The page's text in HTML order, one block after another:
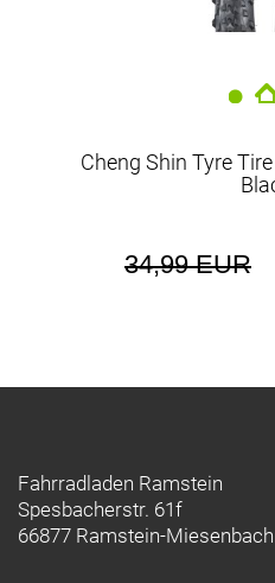
Cheng Shin Tyre
34,99 EUR
Fahrradladen Ramstein
Spesbacherstr. 61f
66877 Ramstein-Miesenbach